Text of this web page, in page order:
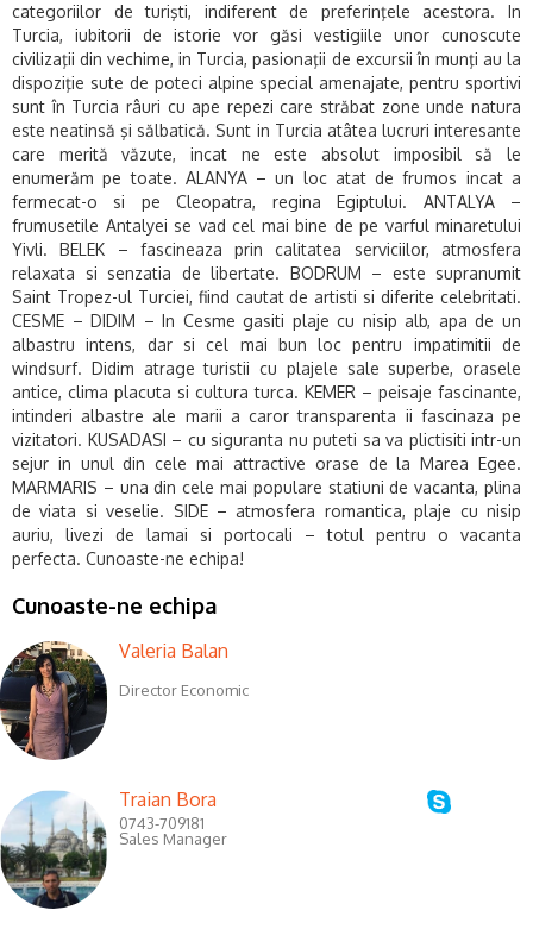
categoriilor de turişti, indiferent de preferinţele acestora. In
Turcia, iubitorii de istorie vor găsi vestigiile unor cunoscute
civilizaţii din vechime, in Turcia, pasionaţii de excursii în munţi au la
dispoziţie sute de poteci alpine special amenajate, pentru sportivi
sunt în Turcia râuri cu ape repezi care străbat zone unde natura
este neatinsă şi sălbatică. Sunt in Turcia atâtea lucruri interesante
care merită văzute, incat ne este absolut imposibil să le
enumerăm pe toate. ALANYA – un loc atat de frumos incat a
fermecat-o si pe Cleopatra, regina Egiptului. ANTALYA –
frumusetile Antalyei se vad cel mai bine de pe varful minaretului
Yivli. BELEK – fascineaza prin calitatea serviciilor, atmosfera
relaxata si senzatia de libertate. BODRUM – este supranumit
Saint Tropez-ul Turciei, fiind cautat de artisti si diferite celebritati.
CESME – DIDIM – In Cesme gasiti plaje cu nisip alb, apa de un
albastru intens, dar si cel mai bun loc pentru impatimitii de
windsurf. Didim atrage turistii cu plajele sale superbe, orasele
antice, clima placuta si cultura turca. KEMER – peisaje fascinante,
intinderi albastre ale marii a caror transparenta ii fascinaza pe
vizitatori. KUSADASI – cu siguranta nu puteti sa va plictisiti intr-un
sejur in unul din cele mai attractive orase de la Marea Egee.
MARMARIS – una din cele mai populare statiuni de vacanta, plina
de viata si veselie. SIDE – atmosfera romantica, plaje cu nisip
auriu, livezi de lamai si portocali – totul pentru o vacanta
perfecta. Cunoaste-ne echipa!
Cunoaste-ne echipa
Valeria Balan
Director Economic
Traian Bora
0743-709181
Sales Manager